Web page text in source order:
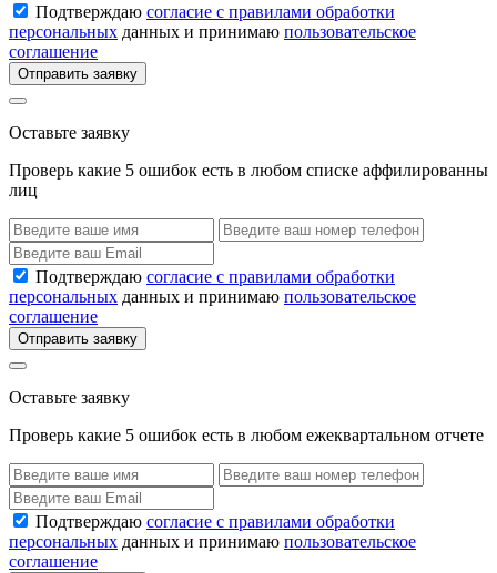
Подтверждаю согласие с правилами обработки
персональных данных и принимаю пользовательское
соглашение
Отправить заявку
Оставьте заявку
Проверь какие 5 ошибок есть в любом списке аффилированны
лиц
Подтверждаю согласие с правилами обработки
персональных данных и принимаю пользовательское
соглашение
Отправить заявку
Оставьте заявку
Проверь какие 5 ошибок есть в любом ежеквартальном отчете
Подтверждаю согласие с правилами обработки
персональных данных и принимаю пользовательское
соглашение